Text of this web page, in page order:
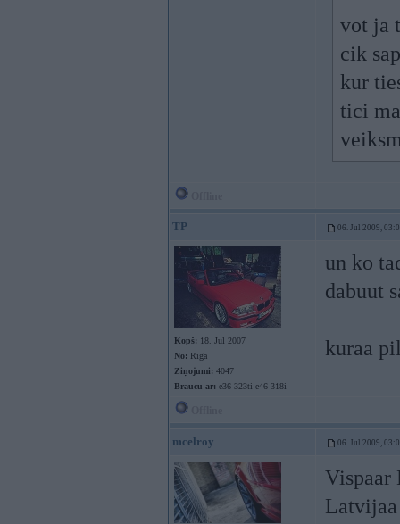
vot ja
cik
kur
tici
TP 06. Jul 2009,
Kopš: 18. Jul 2007
No: Rīga
Ziņojumi: 4047
Braucu ar: e36 323ti e46 318i
un ko
dabuut
kuraa
mcelroy 06. Jul 2009,
Vispaar